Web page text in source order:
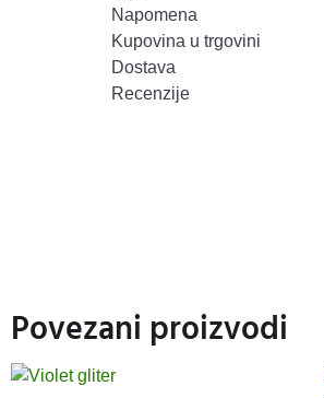
Napomena
Kupovina u trgovini
Dostava
Recenzije
Povezani proizvodi